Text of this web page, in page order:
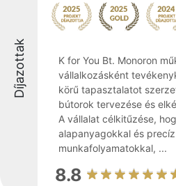
Díjazottak
K for You Bt. Monoron
vállalkozásként
körű tapasztalatot
bútorok tervezése és
A vállalat célkitűzése,
alapanyagokkal és precíz
munkafolyamatokkal, ...
8.8